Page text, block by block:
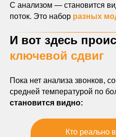
С анализом — становится
поток. Это набор разных
И вот здесь
ключевой сдвиг
Пока нет анализа звонков,
средней температурой по
становится видно:
Кто реально